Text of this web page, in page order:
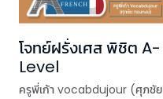
โจทย์ฝรั่งเศส พิชิต A-
Level
ครูพี่เก้า vocabdujour (ศุภชัย